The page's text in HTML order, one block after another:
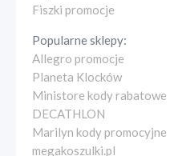
Fiszki promocje
Popularne sklepy:
Allegro promocje
Planeta Klocków
Ministore kody rabatowe
DECATHLON
Marilyn kody promocyjne
megakoszulki.pl